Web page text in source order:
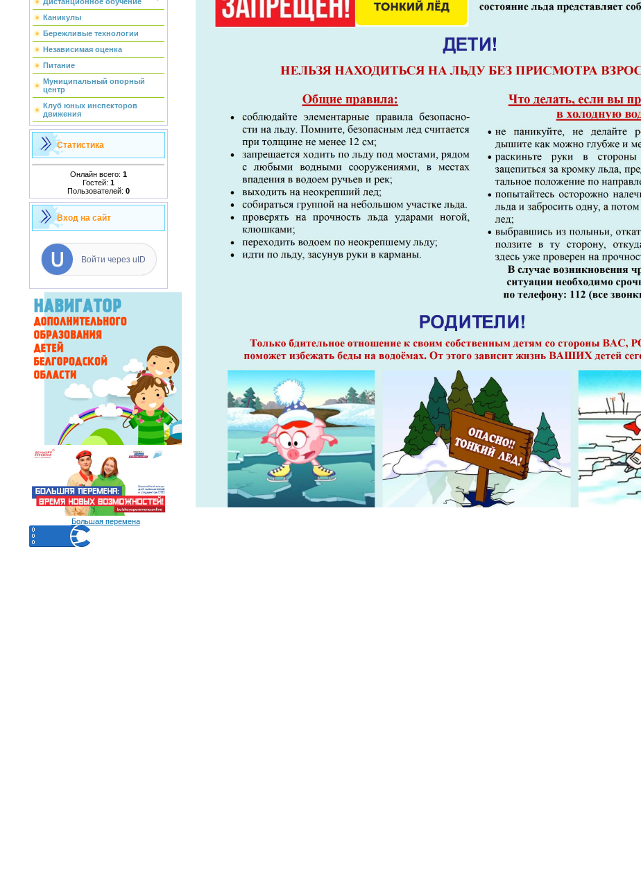
Каникулы
Бережливые технологии
Независимая оценка
Питание
Муниципальный опорный
центр
Клуб юных инспекторов
движения
Статистика
Онлайн всего: 1
Гостей: 1
Пользователей: 0
Вход на сайт
Войти через uID
Большая перемена